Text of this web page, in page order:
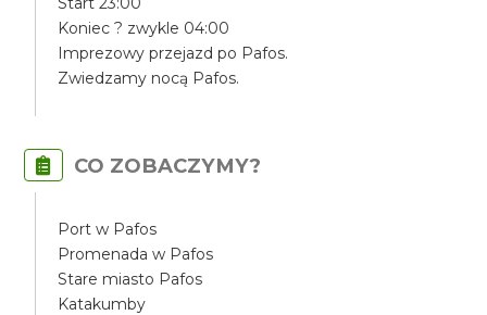
Koniec ? zwykle 04:00
Imprezowy przejazd po Pafos.
Zwiedzamy nocą Pafos.
CO ZOBACZYMY?
Port w Pafos
Promenada w Pafos
Stare miasto Pafos
Katakumby